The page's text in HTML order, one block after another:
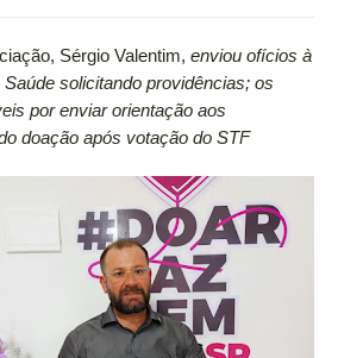
Sérgio Valentim, enviou ofícios à
solicitando providências; os
por enviar orientação aos
doação após votação do STF